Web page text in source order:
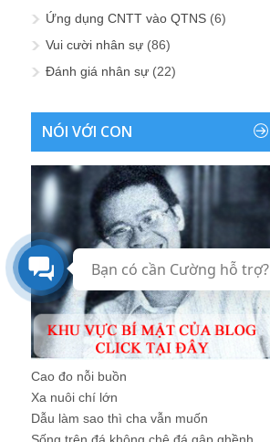
Ứng dụng CNTT vào QTNS (6)
Vui cười nhân sự (86)
Đánh giá nhân sự (22)
NÓI VỚI CON
Cao đo nỗi buồn
Xa nuôi chí lớn
Dẫu làm sao thì cha vẫn muốn
Bạn có cần Cường hỗ trợ?